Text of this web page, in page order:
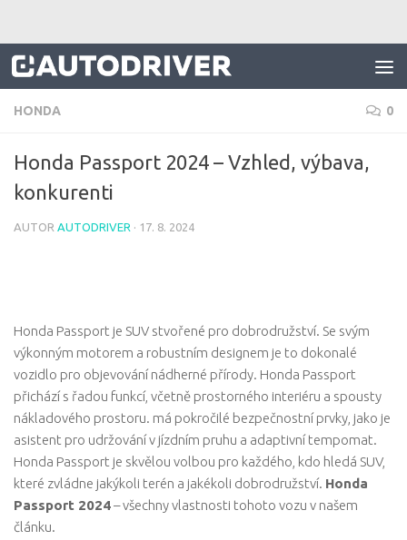
HONDA 0
Honda Passport 2024 – Vzhled, výbava,
konkurenti
AUTOR AUTODRIVER · 17. 8. 2024
Honda Passport je SUV stvořené pro dobrodružství. Se svým
výkonným motorem a robustním designem je to dokonalé
vozidlo pro objevování nádherné přírody. Honda Passport
přichází s řadou funkcí, včetně prostorného interiéru a spousty
nákladového prostoru. má pokročilé bezpečnostní prvky, jako je
asistent pro udržování v jízdním pruhu a adaptivní tempomat.
Honda Passport je skvělou volbou pro každého, kdo hledá SUV,
které zvládne jakýkoli terén a jakékoli dobrodružství. Honda
Passport 2024– všechny vlastnosti tohoto vozu v našem
článku.